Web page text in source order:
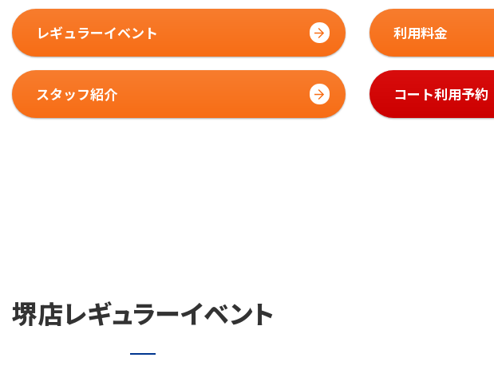
レギュラーイベント 利用料金
スタッフ紹介 コート利用予約
堺店レギュラーイベント